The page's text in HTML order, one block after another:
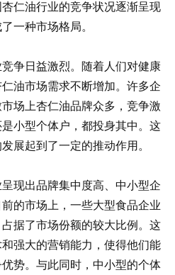
仁油行业的竞争状况逐渐呈现
一种市场格局。
日益激烈。随着人们对健康
油市场需求不断增加。许多企
场上杏仁油品牌众多，竞争激
小型个体户，都投身其中。这
展起到了一定的推动作用。
出品牌集中度高、中小型企
的市场上，一些大型食品企业
据了市场份额的较大比例。这
强大的营销能力，使得他们能
势。与此同时，中小型的个体